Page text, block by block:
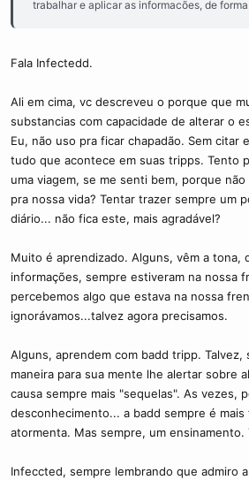
trabalhar e aplicar as informacões, de
Fala Infectedd.
Ali em cima, vc descreveu o porque que
substancias com capacidade de alterar o
Eu, não uso pra ficar chapadão. Sem citar
tudo que acontece em suas tripps. Tento
uma viagem, se me senti bem, porque
pra nossa vida? Tentar trazer sempre um
diário... não fica este, mais agradável?
Muito é aprendizado. Alguns, vêm a tona,
informações, sempre estiveram na nossa
percebemos algo que estava na nossa
ignorávamos...talvez agora precisamos.
Alguns, aprendem com badd tripp. Talvez,
maneira para sua mente lhe alertar sobre
causa sempre mais "sequelas". As vezes,
desconhecimento... a badd sempre é
atormenta. Mas sempre, um ensinamento.
Infeccted, sempre lembrando que admiro